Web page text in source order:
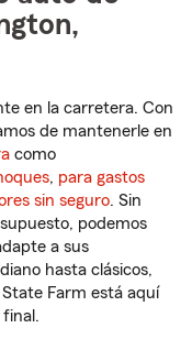
en la carretera. Con
de mantenerle en
como
, para gastos
sin seguro. Sin
podemos
a sus
hasta clásicos,
Farm está aquí